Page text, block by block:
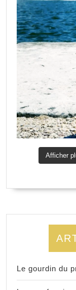
Afficher
Le gourdin du